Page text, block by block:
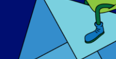
합니다.
내일 LGMD가 '완치'될
고 싶은 일은 무엇일까요
저는 신생아에게 제공